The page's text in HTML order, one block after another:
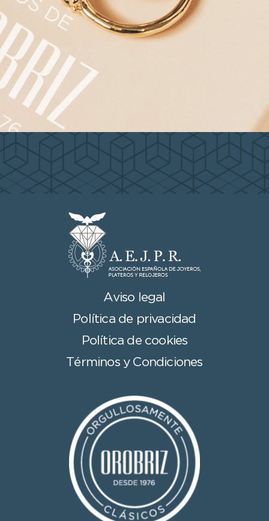
Aviso legal
Política de privacidad
Política de cookies
Términos y Condiciones